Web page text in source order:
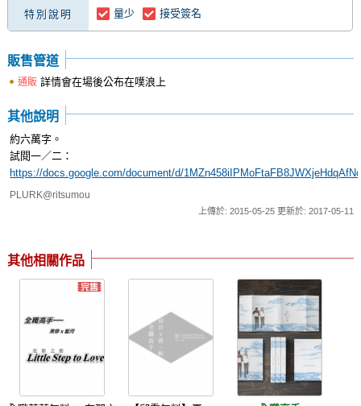
特別說明 量少 接受簽名
販售管道
通販 詳情會在場後公布在噗浪上
其他說明
約六萬字。
試閱一／二：
https://docs.google.com/document/d/
PLURK@ritsumou
上傳於: 2015-05-25 更新於: 2017-05-11
其他相關作品